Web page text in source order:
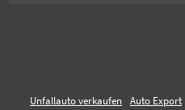
Unfallauto verkaufen Auto Export